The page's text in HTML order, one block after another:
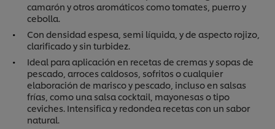
camarón y otros aromáticos como tomates, puerro y
cebolla.
Con densidad espesa, semi líquida, y de aspecto rojizo,
clarificado y sin turbidez.
Ideal para aplicación en recetas de cremas y sopas de
pescado, arroces caldosos, sofritos o cualquier
elaboración de marisco y pescado, incluso en salsas
frías, como una salsa cocktail, mayonesas o tipo
ceviches. Intensifica y redondea recetas con un sabor
natural.